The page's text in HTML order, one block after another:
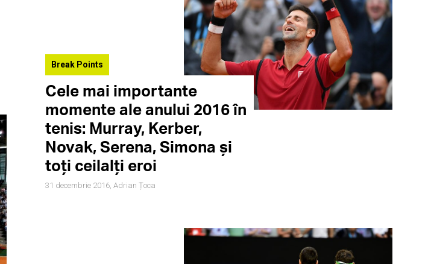
Break Points
Cele mai importante
momente ale anului 2016 în
tenis: Murray, Kerber,
Novak, Serena, Simona și
toți ceilalți eroi
31 decembrie 2016, Adrian Țoca